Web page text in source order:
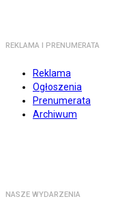
REKLAMA I PRENUMERATA
Reklama
Ogłoszenia
Prenumerata
Archiwum
NASZE WYDARZENIA